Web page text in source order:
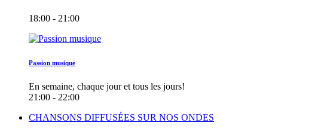
18:00 - 21:00
Passion musique
En semaine, chaque jour et tous les jours!
21:00 - 22:00
CHANSONS DIFFUSÉES SUR NOS ONDES